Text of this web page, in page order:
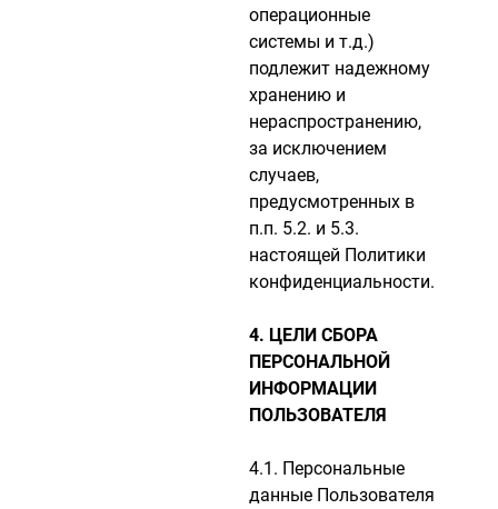
операционные
системы и т.д.)
подлежит надежному
хранению и
нераспространению,
за исключением
случаев,
предусмотренных в
п.п. 5.2. и 5.3.
настоящей Политики
конфиденциальности.
4. ЦЕЛИ СБОРА
ПЕРСОНАЛЬНОЙ
ИНФОРМАЦИИ
ПОЛЬЗОВАТЕЛЯ
4.1. Персональные
данные Пользователя